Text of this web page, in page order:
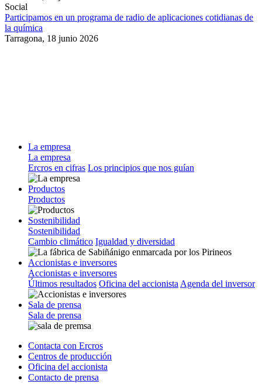
Social
Participamos en un programa de radio de aplicaciones cotidianas de
la química
Tarragona, 18 junio 2026
La empresa
La empresa
Ercros en cifras Los principios que nos guían
Productos
Productos
Sostenibilidad
Sostenibilidad
Cambio climático Igualdad y diversidad
Accionistas e inversores
Accionistas e inversores
Últimos resultados Oficina del accionista Agenda del inversor
Sala de prensa
Sala de prensa
Contacta con Ercros
Centros de producción
Oficina del accionista
Contacto de prensa